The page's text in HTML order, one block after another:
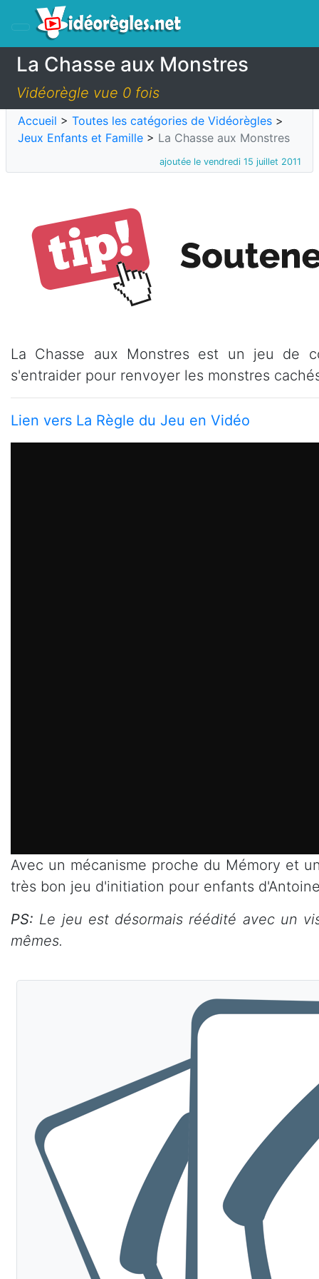
La Chasse aux Monstres
Vidéorègle vue 0 fois
Accueil > Toutes les catégories de Vidéorègles >
Jeux Enfants et Famille > La Chasse aux Monstres
ajoutée le vendredi 15 juillet 2011
La Chasse aux Monstres est un jeu de
s'entraider pour renvoyer les monstres
Lien vers La Règle du Jeu en Vidéo
Avec un mécanisme proche du Mémory et
très bon jeu d'initiation pour enfants
PS: Le jeu est désormais réédité avec un
mêmes.